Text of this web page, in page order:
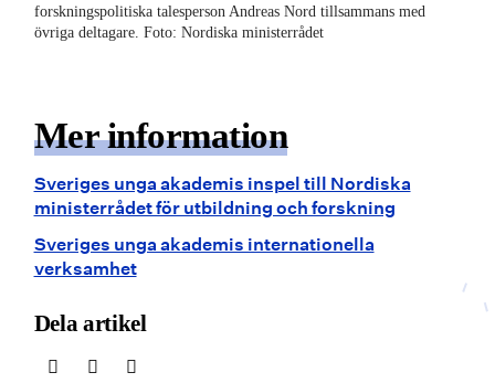
forskningspolitiska talesperson Andreas Nord tillsammans med
övriga deltagare. Foto: Nordiska ministerrådet
Mer information
Sveriges unga akademis inspel till Nordiska
ministerrådet för utbildning och forskning
Sveriges unga akademis internationella
verksamhet
Dela artikel